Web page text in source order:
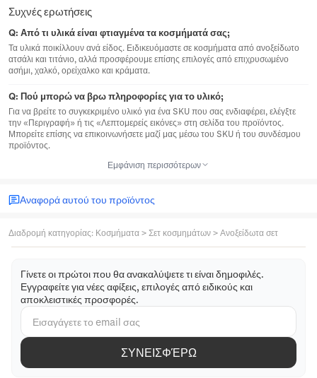
Συχνές ερωτήσεις
Q: Από τι υλικά είναι φτιαγμένα τα κοσμήματά σας;
Τα υλικά ποικίλλουν ανά είδος. Ειδικευόμαστε σε κοσμήματα από ανοξείδωτο
ατσάλι και τιτάνιο, αλλά προσφέρουμε επίσης επιλογές από επιχρυσωμένο
ασήμι, χαλκό, ορείχαλκο και κράματα.
Q: Πού μπορώ να βρω πληροφορίες για το υλικό;
Για να βρείτε το συγκεκριμένο υλικό για ένα SKU που σας ενδιαφέρει, ελέγξτε
την «Περιγραφή» ή τις «Λεπτομερείς εικόνες» στη σελίδα του προϊόντος.
Μπορείτε επίσης να επικοινωνήσετε μαζί μας μέσω του SKU ή του συνδέσμου
προϊόντος.
Εμφάνιση περισσότερων
Αναφορά αυτού του προϊόντος
Διαδρομή κατηγορίας: Κοσμήματα > Σετ κοσμημάτων > Ανοξείδωτα σετ
Γίνετε οι πρώτοι που θα ανακαλύψετε τι είναι δημοφιλές.
Εγγραφείτε για νέες αφίξεις, επιλογές από ειδικούς και
αποκλειστικές προσφορές.
ΣΥΝΕΙΣΦΈΡΩ